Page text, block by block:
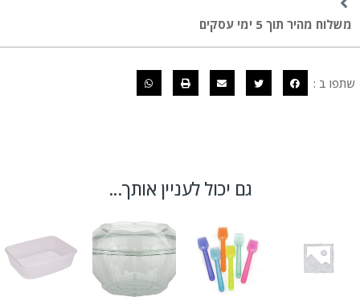
משלוח מהיר תוך 5 ימי עסקים
שתפו ב :
גם יכול לעניין אותך...